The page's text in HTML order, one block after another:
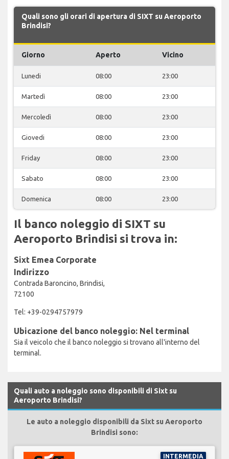
Quali sono gli orari di apertura di SIXT su Aeroporto
Brindisi?
Giorno Aperto Vicino
Lunedi 08:00 23:00
Martedì 08:00 23:00
Mercoledì 08:00 23:00
Giovedi 08:00 23:00
Friday 08:00 23:00
Sabato 08:00 23:00
Domenica 08:00 23:00
Il banco noleggio di SIXT su
Aeroporto Brindisi si trova in:
Sixt Emea Corporate
Indirizzo
Contrada Baroncino, Brindisi,
72100
Tel: +39-0294757979
Ubicazione del banco noleggio: Nel terminal
Sia il veicolo che il banco noleggio si trovano all'interno del
terminal.
Quali auto a noleggio sono disponibili di Sixt su
Aeroporto Brindisi?
Le auto a noleggio disponibili da Sixt su Aeroporto
Brindisi sono:
INTERMEDIA